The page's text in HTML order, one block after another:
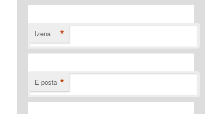
Izena *
E-posta *